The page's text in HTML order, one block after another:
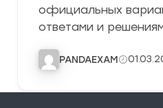
официальных
ответами и
PANDAEXAM